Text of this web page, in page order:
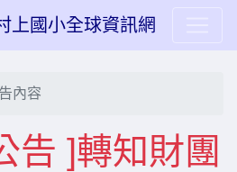
上國小全球資訊網
內容
告 ]轉知財團